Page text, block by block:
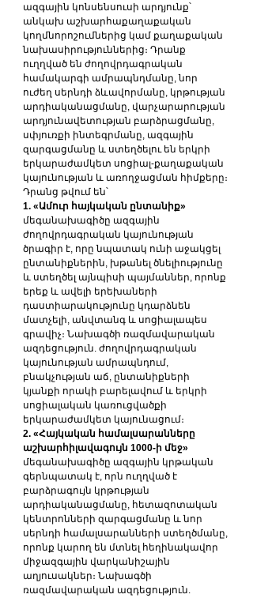
ազգային կոնսենսուսի արդյունք՝
անկախ աշխարհաքաղաքական
կողմնորոշումներից կամ քաղաքական
նախասիրություններից։ Դրանք
ուղղված են ժողովրդագրական
համակարգի ամրապնդմանը, նոր
ուժեղ սերնդի ձևավորմանը, կրթության
արդիականացմանը, վարչարարության
արդյունավետության բարձրացմանը,
սփյուռքի ինտեգրմանը, ազգային
զարգացմանը և ստեղծելու են երկրի
երկարաժամկետ սոցիալ-քաղաքական
կայունության և առողջացման հիմքերը։
Դրանց թվում են՝
1. «Ամուր հայկական ընտանիք»
մեգանախագիծը ազգային
ժողովրդագրական կայունության
ծրագիր է, որը նպատակ ունի աջակցել
ընտանիքներին, խթանել ծնելիությունը
և ստեղծել այնպիսի պայմաններ, որոնք
երեք և ավելի երեխաների
դաստիարակությունը կդարձնեն
մատչելի, անվտանգ և սոցիալապես
գրավիչ։ Նախագծի ռազմավարական
ազդեցություն. ժողովրդագրական
կայունության ամրապնդում,
բնակչության աճ, ընտանիքների
կյանքի որակի բարելավում և երկրի
սոցիալական կառուցվածքի
երկարաժամկետ կայունացում։
2. «Հայկական համալսարանները
աշխարհիլավագույն 1000-ի մեջ»
մեգանախագիծը ազգային կրթական
գերնպատակ է, որն ուղղված է
բարձրագույն կրթության
արդիականացմանը, հետազոտական ​​
կենտրոնների զարգացմանը և նոր
սերնդի համալսարանների ստեղծմանը,
որոնք կարող են մտնել հեղինակավոր
միջազգային վարկանիշային
աղյուսակներ։ Նախագծի
ռազմավարական ազդեցություն.